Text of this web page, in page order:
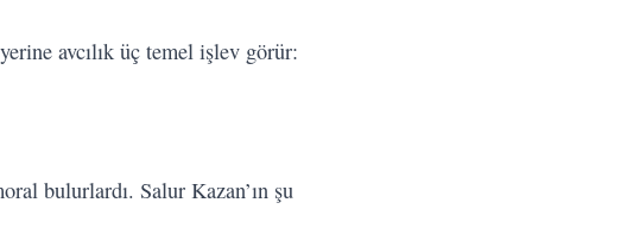
avcılık üç temel işlev görür:
bulurlardı. Salur Kazan’ın şu